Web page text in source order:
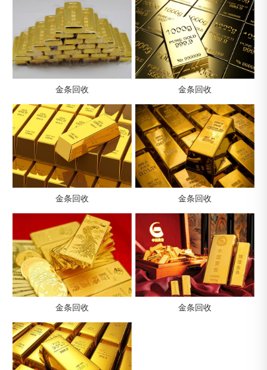
金条回收 金条回收
金条回收 金条回收
金条回收 金条回收